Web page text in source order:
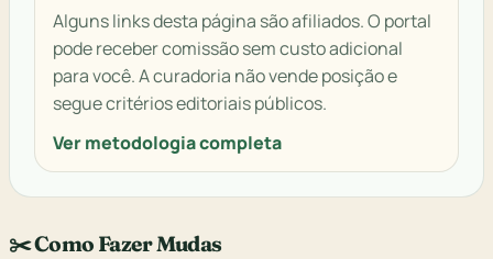
Alguns links desta página são afiliados. O portal
pode receber comissão sem custo adicional
para você. A curadoria não vende posição e
segue critérios editoriais públicos.
Ver metodologia completa
✂️ Como Fazer Mudas